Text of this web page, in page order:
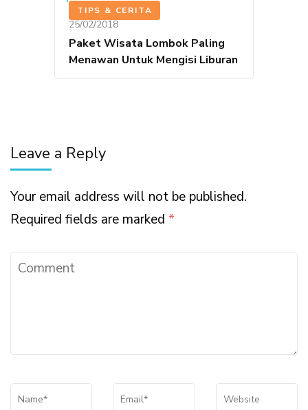
TIPS & CERITA
25/02/2018
Paket Wisata Lombok Paling
Menawan Untuk Mengisi Liburan
Leave a Reply
Your email address will not be published.
Required fields are marked *
Comment
Name* Email* Website